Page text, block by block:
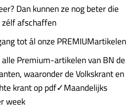
Dan kunnen ze nog beter die
afschaffen
tot ál onze PREMIUMartikelen
Premium-artikelen van BN de
waaronder de Volkskrant en
krant op pdf✓Maandelijks
week